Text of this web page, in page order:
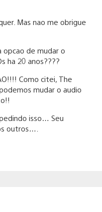
Mas nao me obrigue
de mudar o
ha 20 anos????
Como citei, The
mudar o audio
isso… Seu
outros….